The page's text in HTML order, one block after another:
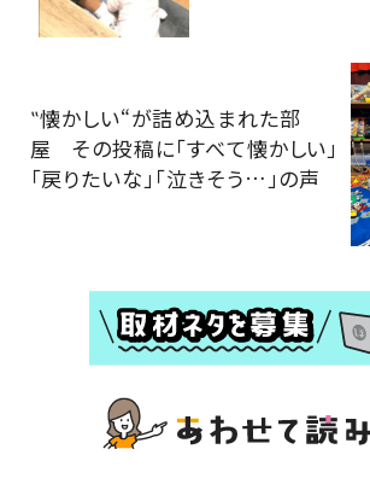
‟懐かしい“が詰め込まれた部
屋 その投稿に「すべて懐かしい」
「戻りたいな」「泣きそう…」の声